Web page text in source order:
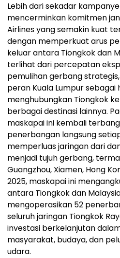
Lebih dari sekadar
mencerminkan komitmen
Airlines yang semakin kuat
dengan memperkuat arus
keluar antara Tiongkok dan
terlihat dari percepatan
pemulihan gerbang
peran Kuala Lumpur
menghubungkan Tiongkok ke
berbagai destinasi lainnya.
maskapai ini kembali
penerbangan langsung
memperluas jaringan dari
menjadi tujuh gerbang,
Guangzhou, Xiamen, Hong
2025, maskapai ini
antara Tiongkok dan
mengoperasikan 52
seluruh jaringan Tiongkok
investasi berkelanjutan
masyarakat, budaya, dan
udara.